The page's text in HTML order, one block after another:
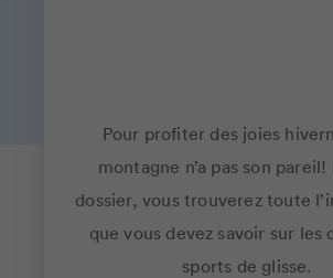
DOSSIER 16
Pour profiter des joies
montagne n’a pas son pareil!
dossier, vous trouverez toute
que vous devez savoir sur les
sports de glisse.